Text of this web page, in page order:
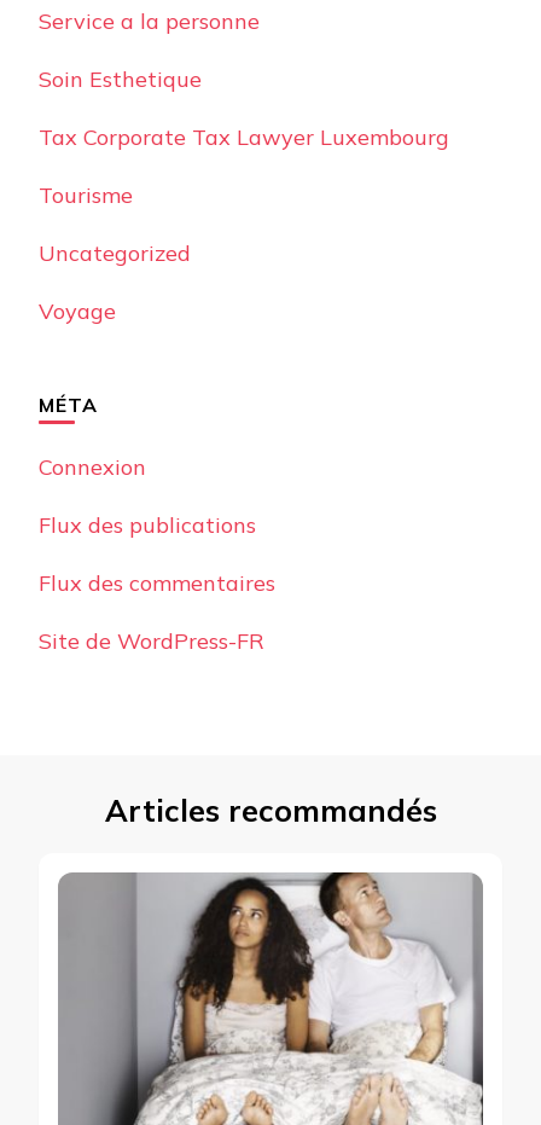
Service a la personne
Soin Esthetique
Tax Corporate Tax Lawyer Luxembourg
Tourisme
Uncategorized
Voyage
MÉTA
Connexion
Flux des publications
Flux des commentaires
Site de WordPress-FR
Articles recommandés